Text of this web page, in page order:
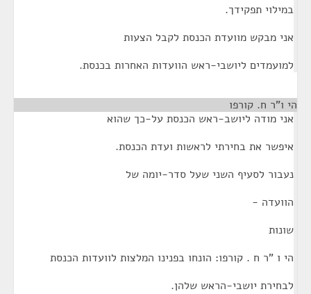
במילוי תפקידך.
אני מבקש מוועדת הכנסת לקבל הצעות
למועמדים ליושבי-ראש הוועדות האחרות בכנסת.
הי ו"ר ח. קורפו
אני מודה ליושב-ראש הכנסת על-כך שהוא
איפשר את בחירתי לראשות ועדת הכנסת.
נעבור לסעיף השני שעל סדר-יומה של
הוועדה -
שונות
הי ו "ר ח . קורפו: הונחו בפנינו המלצות לוועדות הכנסת
לבחירת יושבי-הראש שלהן.